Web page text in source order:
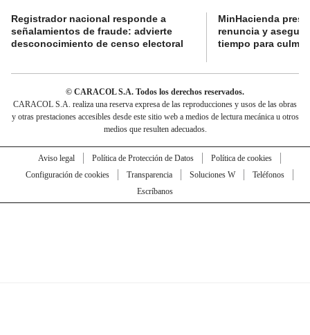
Registrador nacional responde a
señalamientos de fraude: advierte
desconocimiento de censo electoral
MinHacienda
renuncia y
tiempo para
© CARACOL S.A. Todos los derechos reservados.
CARACOL S.A. realiza una reserva expresa de las reproducciones y usos de las obras
y otras prestaciones accesibles desde este sitio web a medios de lectura mecánica u otros
medios que resulten adecuados.
Aviso legal Política de Protección de Datos
Política de cookies
Configuración de cookies
Transparencia Soluciones W
Teléfonos
Escríbanos